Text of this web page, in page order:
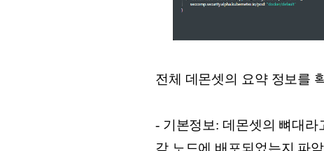
전체 데몬셋의 요약 정보를
- 기본정보: 데몬셋의 뼈대
각 노드에 배포되었는지 파